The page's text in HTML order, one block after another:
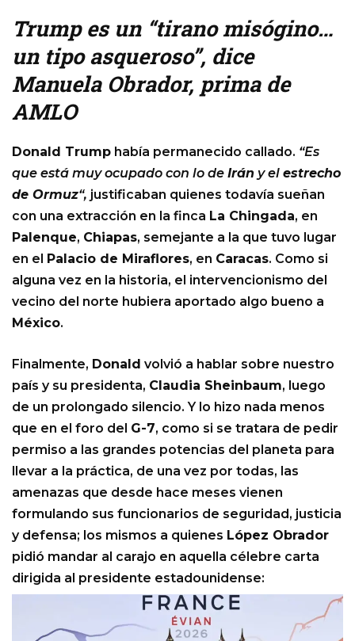
Trump es un “tirano misógino…
un tipo asqueroso”, dice
Manuela Obrador, prima de
AMLO
Donald Trump había permanecido callado. “Es
que está muy ocupado con lo de Irán y el estrecho
de Ormuz“, justificaban quienes todavía sueñan
con una extracción en la finca La Chingada, en
Palenque, Chiapas, semejante a la que tuvo lugar
en el Palacio de Miraflores, en Caracas. Como si
alguna vez en la historia, el intervencionismo del
vecino del norte hubiera aportado algo bueno a
México.
Finalmente, Donald volvió a hablar sobre nuestro
país y su presidenta, Claudia Sheinbaum, luego
de un prolongado silencio. Y lo hizo nada menos
que en el foro del G-7, como si se tratara de pedir
permiso a las grandes potencias del planeta para
llevar a la práctica, de una vez por todas, las
amenazas que desde hace meses vienen
formulando sus funcionarios de seguridad, justicia
y defensa; los mismos a quienes López Obrador
pidió mandar al carajo en aquella célebre carta
dirigida al presidente estadounidense: